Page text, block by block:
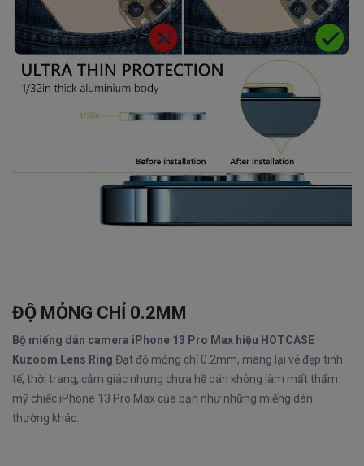
ĐỘ MỎNG CHỈ 0.2MM
Bộ miếng dán camera iPhone 13 Pro Max hiệu HOTCASE
Kuzoom Lens Ring Đạt độ mỏng chỉ 0.2mm, mang lại vẻ đẹp tinh
tế, thời trang, cảm giác nhưng chưa hề dán không làm mất thẩm
mỹ chiếc iPhone 13 Pro Max của bạn như những miếng dán
thường khác.